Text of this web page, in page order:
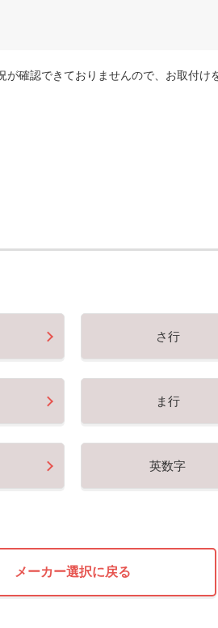
確認できておりませんので、お取付け
さ行
ま行
英数字
メーカー選択に戻る